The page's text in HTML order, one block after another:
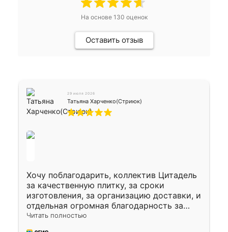
На основе 130 оценок
Оставить отзыв
29 июля 2026
Татьяна Харченко(Стриюк)
Хочу поблагодарить, коллектив Цитадель
за качественную плитку, за сроки
изготовления, за организацию доставки, и
отдельная огромная благодарность за
укладку плитки Оганесу, за два дня 70 кв,
Читать полностью